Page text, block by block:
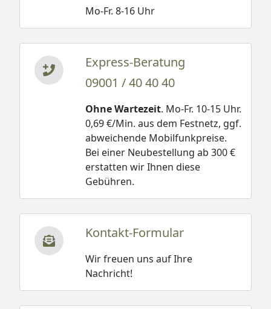
Mo-Fr. 8-16 Uhr
Express-Beratung
09001 / 40 40 40
Ohne Wartezeit. Mo-Fr. 10-15 Uhr.
0,69 €/Min. aus dem Festnetz, ggf.
abweichende Mobilfunkpreise.
Bei einer Neubestellung ab 300 €
erstatten wir Ihnen diese
Gebühren.
Kontakt-Formular
Wir freuen uns auf Ihre
Nachricht!